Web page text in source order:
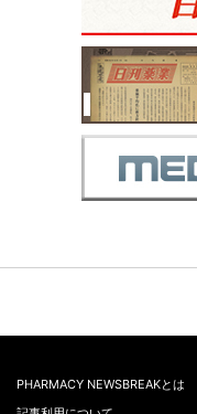
PHARMACY NEWSBREAKとは